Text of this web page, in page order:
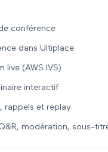
conférence
dans Ultiplace
live (AWS IVS)
interactif
rappels et replay
modération, sous-